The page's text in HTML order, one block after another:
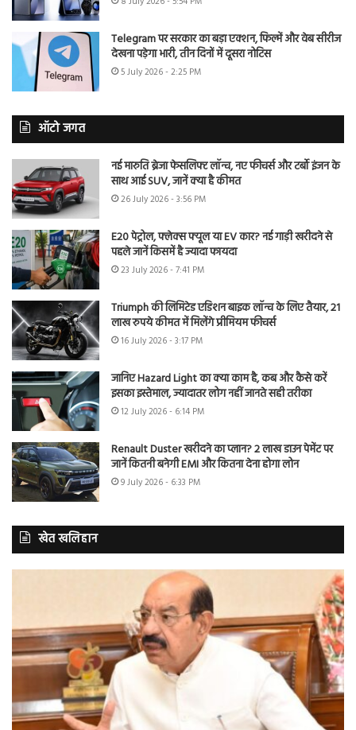
Telegram पर सरकार का बड़ा एक्शन, फिल्में और वेब सीरीज
देखना पड़ेगा भारी, तीन दिनों में दूसरा नोटिस
5 July 2026 - 2:25 PM
ऑटो जगत
नई मारुति ब्रेजा फेसलिफ्ट लॉन्च, नए फीचर्स और टर्बो इंजन के
साथ आई SUV, जानें क्या है कीमत
26 July 2026 - 3:56 PM
E20 पेट्रोल, फ्लेक्स फ्यूल या EV कार? नई गाड़ी खरीदने से
पहले जानें किसमें है ज्यादा फायदा
23 July 2026 - 7:41 PM
Triumph की लिमिटेड एडिशन बाइक लॉन्च के लिए तैयार, 21
लाख रुपये कीमत में मिलेंगे प्रीमियम फीचर्स
16 July 2026 - 3:17 PM
जानिए Hazard Light का क्या काम है, कब और कैसे करें
इसका इस्तेमाल, ज्यादातर लोग नहीं जानते सही तरीका
12 July 2026 - 6:14 PM
Renault Duster खरीदने का प्लान? 2 लाख डाउन पेमेंट पर
जानें कितनी बनेगी EMI और कितना देना होगा लोन
9 July 2026 - 6:33 PM
खेत खलिहान